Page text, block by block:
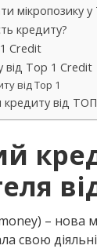
мікропозику
кредиту?
Credit
від Top 1 Credit
від Top 1
від ТОП
– нова
свою